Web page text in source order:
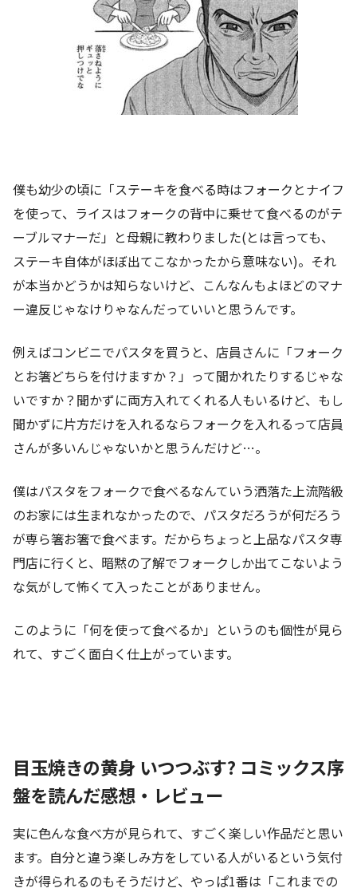
僕も幼少の頃に「ステーキを食べる時はフォークとナイフ
を使って、ライスはフォークの背中に乗せて食べるのがテ
ーブルマナーだ」と母親に教わりました(とは言っても、
ステーキ自体がほぼ出てこなかったから意味ない)。それ
が本当かどうかは知らないけど、こんなんもよほどのマナ
ー違反じゃなけりゃなんだっていいと思うんです。
例えばコンビニでパスタを買うと、店員さんに「フォーク
とお箸どちらを付けますか？」って聞かれたりするじゃな
いですか？聞かずに両方入れてくれる人もいるけど、もし
聞かずに片方だけを入れるならフォークを入れるって店員
さんが多いんじゃないかと思うんだけど…。
僕はパスタをフォークで食べるなんていう洒落た上流階級
のお家には生まれなかったので、パスタだろうが何だろう
が専ら箸お箸で食べます。だからちょっと上品なパスタ専
門店に行くと、暗黙の了解でフォークしか出てこないよう
な気がして怖くて入ったことがありません。
このように「何を使って食べるか」というのも個性が見ら
れて、すごく面白く仕上がっています。
目玉焼きの黄身 いつつぶす? コミックス序
盤を読んだ感想・レビュー
実に色んな食べ方が見られて、すごく楽しい作品だと思い
ます。自分と違う楽しみ方をしている人がいるという気付
きが得られるのもそうだけど、やっぱ1番は「これまでの